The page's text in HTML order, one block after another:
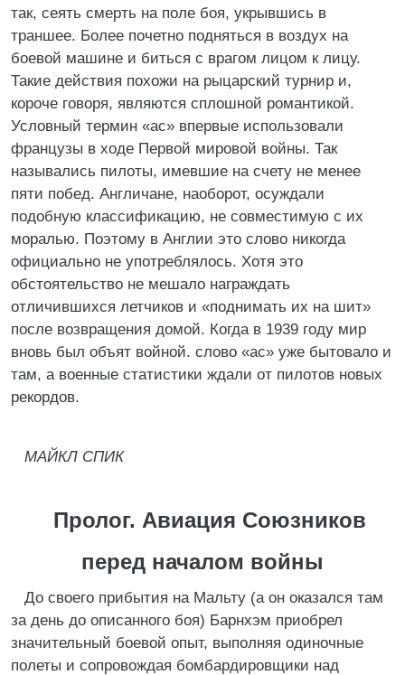
так, сеять смерть на поле боя, укрывшись в
траншее. Более почетно подняться в воздух на
боевой машине и биться с врагом лицом к лицу.
Такие действия похожи на рыцарский турнир и,
короче говоря, являются сплошной романтикой.
Условный термин «ас» впервые использовали
французы в ходе Первой мировой войны. Так
назывались пилоты, имевшие на счету не менее
пяти побед. Англичане, наоборот, осуждали
подобную классификацию, не совместимую с их
моралью. Поэтому в Англии это слово никогда
официально не употреблялось. Хотя это
обстоятельство не мешало награждать
отличившихся летчиков и «поднимать их на шит»
после возвращения домой. Когда в 1939 году мир
вновь был объят войной. слово «ас» уже бытовало и
там, а военные статистики ждали от пилотов новых
рекордов.
МАЙКЛ СПИК
Пролог. Авиация Союзников
перед началом войны
До своего прибытия на Мальту (а он оказался там
за день до описанного боя) Барнхэм приобрел
значительный боевой опыт, выполняя одиночные
полеты и сопровождая бомбардировщики над